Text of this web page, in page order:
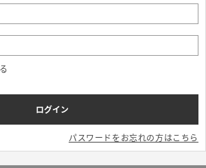
パスワードをお忘れの方はこちら